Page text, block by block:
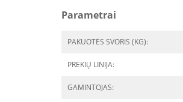
Parametrai
PAKUOTĖS SVORIS (KG):
PREKIŲ LINIJA:
GAMINTOJAS: